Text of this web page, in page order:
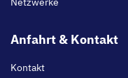
Anfahrt & Kontakt
Kontakt